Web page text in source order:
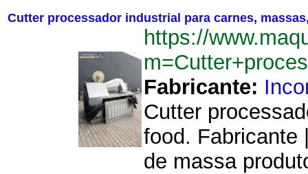
Cutter processador industrial para carnes,
https://
Fabricante:
Cutter
food. Fabricante
de massa